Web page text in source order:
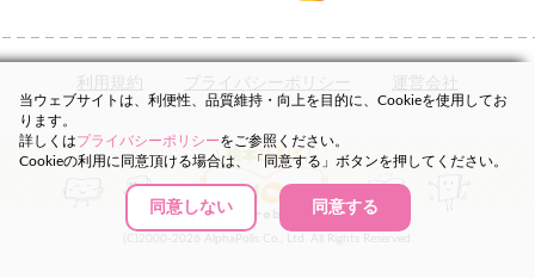
利用規約 プライバシーポリシー 運営会社
(C)2000-2026 AlphaPolis Co., Ltd. All Rights Reserved.
当ウェブサイトは、利便性、品質維持・向上を目的に、Cookieを使用してお
ります。
詳しくはプライバシーポリシーをご参照ください。
Cookieの利用に同意頂ける場合は、「同意する」ボタンを押してください。
同意しない 同意する